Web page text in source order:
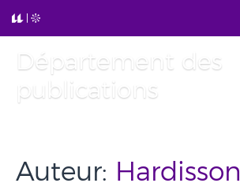
Département des
publications
Auteur: Hardisson